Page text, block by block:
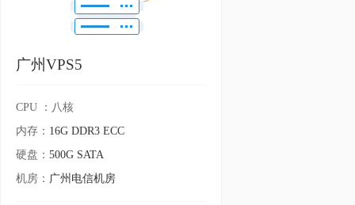
广州VPS5
CPU ：八核
内存： 16G DDR3 ECC
硬盘： 500G SATA
机房： 广州电信机房